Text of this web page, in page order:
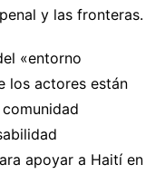
y las fronteras.
«entorno
los actores están
apoyar a Haití en